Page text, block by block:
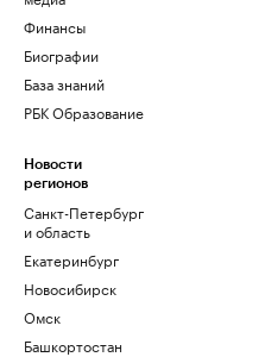
Финансы
Биографии
База знаний
РБК Образование
Новости
регионов
Санкт-Петербург
и область
Екатеринбург
Новосибирск
Омск
Башкортостан